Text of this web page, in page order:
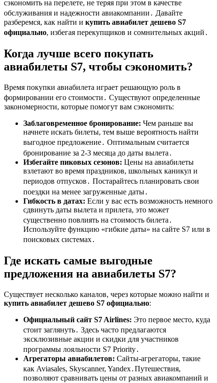
сэкономить на перелете, не теряя при этом в качестве
обслуживания и надежности авиакомпании․ Давайте
разберемся, как найти и купить авиабилет дешево S7
официально, избегая перекупщиков и сомнительных акций․
Когда лучше всего покупать
авиабилеты S7, чтобы сэкономить?
Время покупки авиабилета играет решающую роль в
формировании его стоимости․ Существуют определенные
закономерности, которые помогут вам сэкономить:
Заблаговременное бронирование: Чем раньше вы
начнете искать билеты, тем выше вероятность найти
выгодное предложение․ Оптимальным считается
бронирование за 2-3 месяца до даты вылета․
Избегайте пиковых сезонов: Цены на авиабилеты
взлетают во время праздников, школьных каникул и
периодов отпусков․ Постарайтесь планировать свои
поездки на менее загруженные даты․
Гибкость в датах: Если у вас есть возможность немного
сдвинуть даты вылета и прилета, это может
существенно повлиять на стоимость билета․
Используйте функцию «гибкие даты» на сайте S7 или в
поисковых системах․
Где искать самые выгодные
предложения на авиабилеты S7?
Существует несколько каналов, через которые можно найти и
купить авиабилет дешево S7 официально:
Официальный сайт S7 Airlines: Это первое место, куда
стоит заглянуть․ Здесь часто предлагаются
эксклюзивные акции и скидки для участников
программы лояльности S7 Priority․
Агрегаторы авиабилетов: Сайты-агрегаторы, такие
как Aviasales, Skyscanner, Yandex․Путешествия,
позволяют сравнивать цены от разных авиакомпаний и